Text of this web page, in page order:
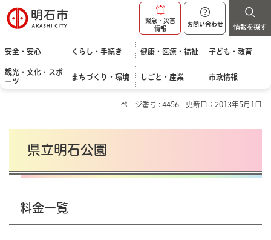
明石市
緊急・災害
情報
お問い合わせ 情報を探す
安全・安心 くらし・手続き 健康・医療・福祉 子ども・教育
観光・文化・スポ
ーツ
まちづくり・環境 しごと・産業 市政情報
ページ番号 : 4456 更新日：2013年5月1日
県立明石公園
料金一覧